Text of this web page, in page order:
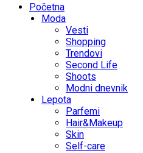
Početna
Moda
Vesti
Shopping
Trendovi
Second Life
Shoots
Modni dnevnik
Lepota
Parfemi
Hair&Makeup
Skin
Self-care